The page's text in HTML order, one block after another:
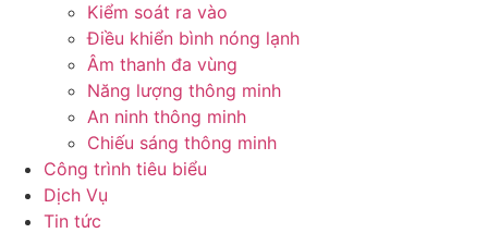
Kiểm soát ra vào
Điều khiển bình nóng lạnh
Âm thanh đa vùng
Năng lượng thông minh
An ninh thông minh
Chiếu sáng thông minh
Công trình tiêu biểu
Dịch Vụ
Tin tức